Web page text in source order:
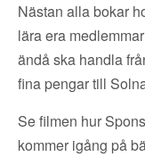
Nästan alla bokar
lära era
ändå ska handla
fina pengar till
Se filmen hur
kommer igång på